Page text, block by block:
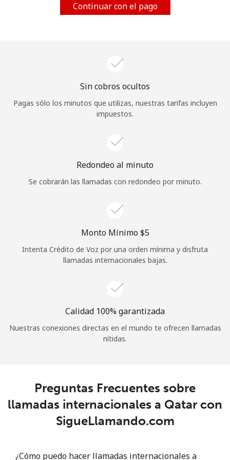
Al abrir una cuenta en este sitio web, estoy de acuerdo con
¡Hola!
REGÍSTRATE →
Continuar con el pago
Sin cobros ocultos
Pagas sólo los minutos que utilizas, nuestras tarifas incluyen
impuestos.
Redondeo al minuto
Se cobrarán las llamadas con redondeo por minuto.
Monto Mínimo ⁦$5⁩
Intenta Crédito de Voz por una orden mínima y disfruta
llamadas internacionales bajas.
Calidad 100% garantizada
Nuestras conexiones directas en el mundo te ofrecen llamadas
nítidas.
Preguntas Frecuentes sobre
llamadas internacionales a Qatar con
SigueLlamando.com
¿Cómo puedo hacer llamadas internacionales a